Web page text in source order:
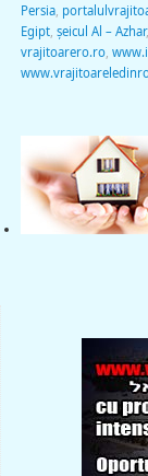
Persia,
Egipt, şeicul Al – Azhar,
vrajitoarero.ro,